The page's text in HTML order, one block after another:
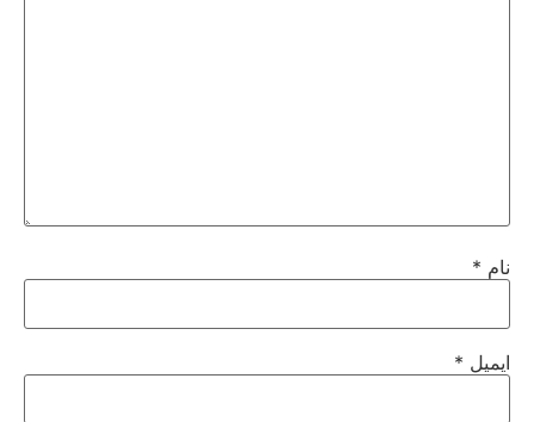
نام *
ایمیل *